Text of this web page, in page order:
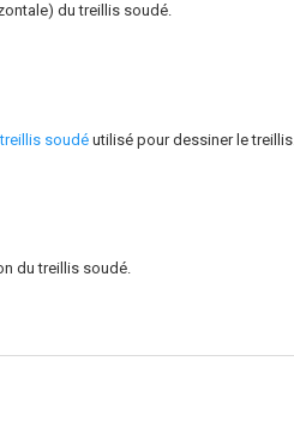
du treillis soudé.
soudéutilisé pour dessiner le treillis.
du treillis soudé.